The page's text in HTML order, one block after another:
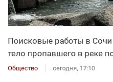
Поисковые работы в
тело пропавшего в реке
Общество сегодня, 17:10